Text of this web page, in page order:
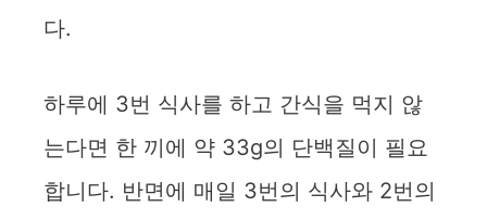
다.
하루에 3번 식사를 하고 간식을 먹지 않
는다면 한 끼에 약 33g의 단백질이 필요
합니다. 반면에 매일 3번의 식사와 2번의